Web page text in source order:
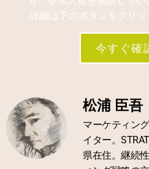
詳細は下のボタンをクリッ
今すぐ確
松浦 臣吾
マーケティン
イター。
県在住。継続